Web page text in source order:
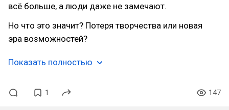
всё больше, а люди даже не замечают.
Но что это значит? Потеря творчества или новая
эра возможностей?
Показать полностью
1 147